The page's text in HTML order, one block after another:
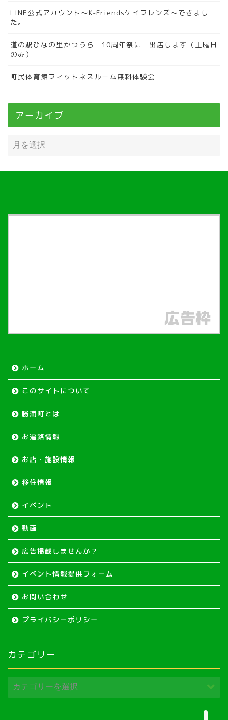
LINE公式アカウント～K-Friendsケイフレンズ～できまし
た。
道の駅ひなの里かつうら 10周年祭に 出店します（土曜日
のみ）
町民体育館フィットネスルーム無料体験会
アーカイブ
ホーム
このサイトについて
勝浦町とは
お遍路情報
お店・施設情報
移住情報
イベント
動画
広告掲載しませんか？
イベント情報提供フォーム
お問い合わせ
プライバシーポリシー
カテゴリー